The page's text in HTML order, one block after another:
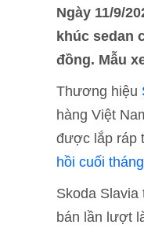
Ngày 11/9/
khúc sedan
đồng. Mẫu
Thương hiệu
hàng Việt
được lắp ráp
hồi cuối
Skoda Slavia
bán lần lượt